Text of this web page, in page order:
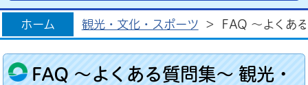
ホーム 観光・文化・スポーツ > FAQ ～よくあ
FAQ ～よくある質問集～ 観光・